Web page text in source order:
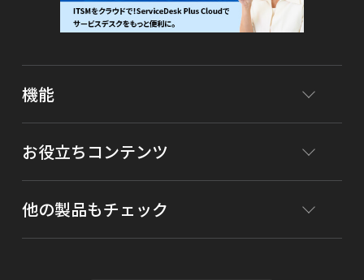
機能
お役立ちコンテンツ
他の製品もチェック